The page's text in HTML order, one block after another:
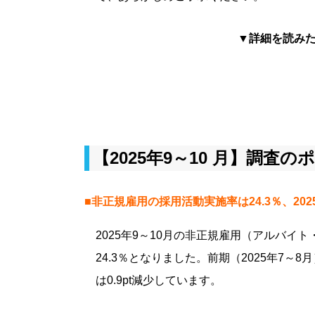
▼詳細を読み
【2025年9～10 月】調査の
■非正規雇用の採用活動実施率は24.3％、
2025年9～10月の非正規雇用（アルバイ
24.3％となりました。前期（2025年7～8
は0.9pt減少しています。